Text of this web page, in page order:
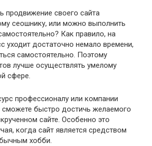
продвижение своего сайта
сеошнику, или можно выполнить
Как правило, на
уходит достаточно немало времени,
самостоятельно. Поэтому
лучше осуществлять умелому
сфере.
профессионалу или компании
сможете быстро достичь желаемого
сайте. Особенно это
когда сайт является средством
хобби.